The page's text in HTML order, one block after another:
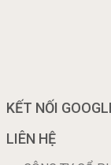
KẾT NỐI
LIÊN HỆ